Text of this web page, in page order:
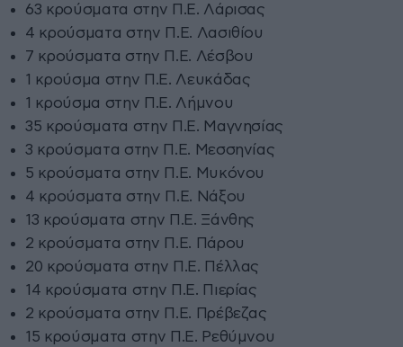
63 κρούσματα στην Π.Ε. Λάρισας
4 κρούσματα στην Π.Ε. Λασιθίου
7 κρούσματα στην Π.Ε. Λέσβου
1 κρούσμα στην Π.Ε. Λευκάδας
1 κρούσμα στην Π.Ε. Λήμνου
35 κρούσματα στην Π.Ε. Μαγνησίας
3 κρούσματα στην Π.Ε. Μεσσηνίας
5 κρούσματα στην Π.Ε. Μυκόνου
4 κρούσματα στην Π.Ε. Νάξου
13 κρούσματα στην Π.Ε. Ξάνθης
2 κρούσματα στην Π.Ε. Πάρου
20 κρούσματα στην Π.Ε. Πέλλας
14 κρούσματα στην Π.Ε. Πιερίας
2 κρούσματα στην Π.Ε. Πρέβεζας
15 κρούσματα στην Π.Ε. Ρεθύμνου